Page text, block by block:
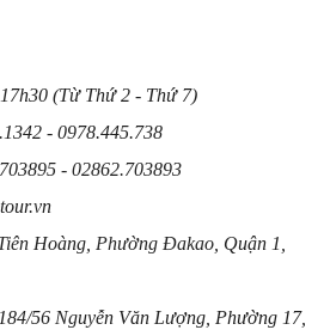
(Từ Thứ 2 - Thứ 7)
- 0978.445.738
- 02862.703893
Hoàng, Phường Đakao, Quận 1,
184/56 Nguyễn Văn Lượng, Phường 17,